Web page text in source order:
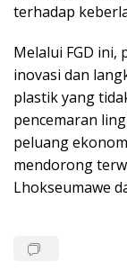
terhadap
Melalui FGD
inovasi dan
plastik yang
pencemaran
peluang
mendorong
Lhokseumawe